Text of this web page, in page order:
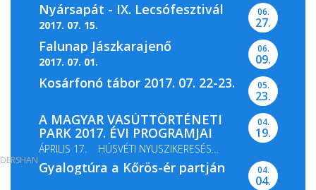
Nyársapát - IX. Lecsófesztivál
2017. 07. 15.
06.
27.
Falunap Jászkarajenő
2017. 07. 01.
06.
09.
Kosárfonó tábor 2017. 07. 22-23. 05.
23.
A MAGYAR VASÚTTÖRTÉNETI
PARK 2017. ÉVI PROGRAMJAI
ÁPRILIS 17. HÚSVÉTI NYUSZIKERESÉS
MÁJUS 13-14. GŐZMOZDONY...
04.
19.
Gyalogtúra a Kőrös-ér partján 04.
04.
DERSHAN